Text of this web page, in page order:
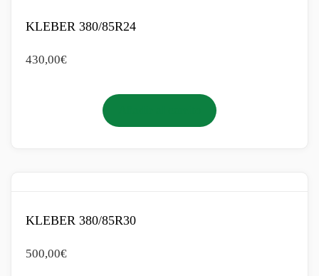
KLEBER 380/85R24
430,00€
KLEBER 380/85R30
500,00€